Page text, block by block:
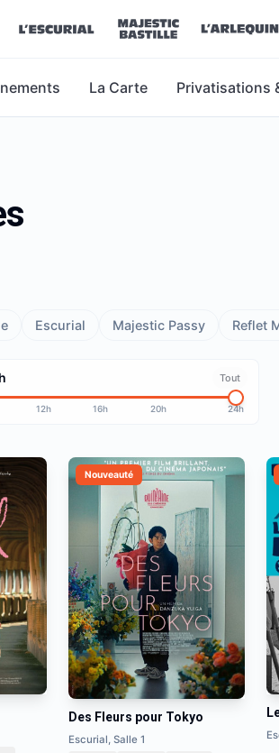
La Carte Privatisations
Tout
12h 16h 20h 24h
Escurial Majestic Passy Reflet
Nouveauté
Des Fleurs pour Tokyo
Escurial, Salle 1